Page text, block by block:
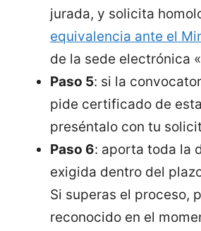
jurada, y solicita
equivalencia ante el
de la sede electrónica
Paso 5: si la
pide certificado de
preséntalo con tu
Paso 6: aporta toda la
exigida dentro del
Si superas el proceso,
reconocido en el